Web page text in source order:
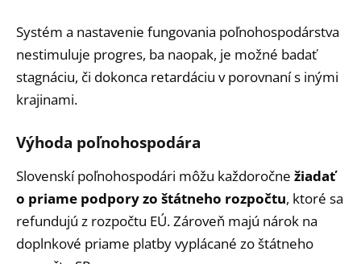
Systém a nastavenie fungovania poľnohospodárstva
nestimuluje progres, ba naopak, je možné badať
stagnáciu, či dokonca retardáciu v porovnaní s inými
krajinami.
Výhoda poľnohospodára
Slovenskí poľnohospodári môžu každoročne žiadať
o priame podpory zo štátneho rozpočtu, ktoré sa
refundujú z rozpočtu EÚ. Zároveň majú nárok na
doplnkové priame platby vyplácané zo štátneho